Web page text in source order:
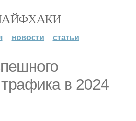
новости статьи
в 2024